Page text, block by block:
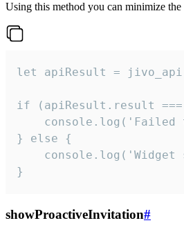
Using this method you can minimize
let apiResult =
if (apiResult.result
console.log('Failed
} else {
console.log('Widget
}
showProactiveInvitation#